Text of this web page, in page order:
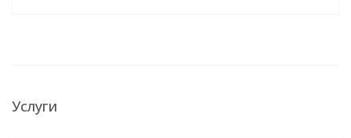
Услуги